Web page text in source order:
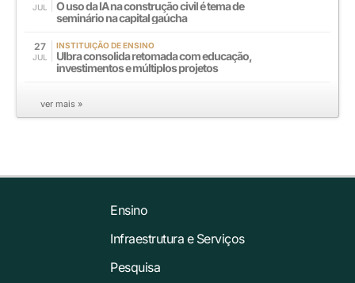
JUL
O uso da IA na construção civil é tema de
seminário na capital gaúcha
27
JUL
INSTITUIÇÃO DE ENSINO
Ulbra consolida retomada com educação,
investimentos e múltiplos projetos
ver mais »
Ensino
Infraestrutura e Serviços
Pesquisa